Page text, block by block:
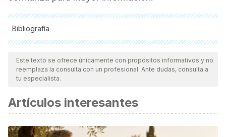
Bibliografía
Todas las fuentes citadas fueron revisadas a profundidad por
nuestro equipo, para asegurar su calidad, confiabilidad,
vigencia y validez.La bibliografía de este artículo fue
científica.
Freeman DB. (2002). Corns and calluses resulting from
mechanical hyperkeratosis.
Este texto se ofrece únicamente con propósitos informativos y no
reemplaza la consulta con un profesional. Ante dudas, consulta a
tu especialista.
Artículos interesantes